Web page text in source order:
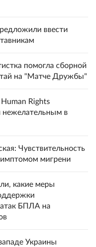
ввести
помогла сборной
на "Матче Дружбы"
Rights
нежелательным в
Чувствительность
мигрени
какие меры
БПЛА на
Украины